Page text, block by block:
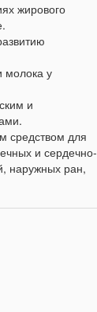
жирового
молока у
и
средством для
и сердечно-
наружных ран,